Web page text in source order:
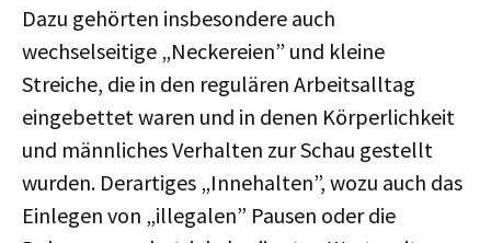
Dazu gehörten insbesondere auch
wechselseitige „Neckereien” und kleine
Streiche, die in den regulären Arbeitsalltag
eingebettet waren und in denen Körperlichkeit
und männliches Verhalten zur Schau gestellt
wurden. Derartiges „Innehalten”, wozu auch das
Einlegen von „illegalen” Pausen oder die